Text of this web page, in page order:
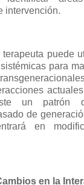
intervención.
puede
para
un patrón
de
en
en la